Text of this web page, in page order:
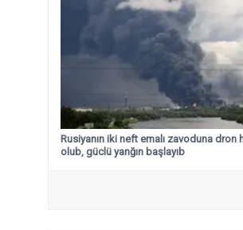
Rusiyanın iki neft emalı zavoduna dron
olub, güclü yanğın başlayıb